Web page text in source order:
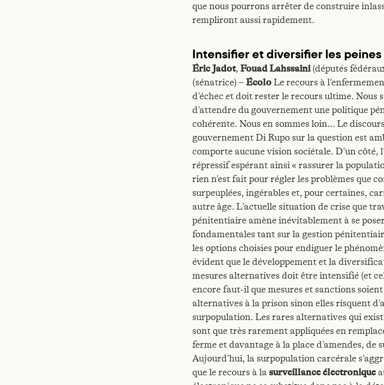
que nous pourrons arrêter de construire
rempliront aussi rapidement.
Intensifier et diversifier les
Éric Jadot,Fouad Lahssaini(députés
(sénatrice) –ÉcoloLe recours à
d’échec et doit rester le recours ultime. Nous
d’attendre du gouvernement une politique
cohérente. Nous en sommes loin… Le
gouvernement Di Rupo sur la question est
comporte aucune vision sociétale. D’un côté,
répressif espérant ainsi « rassurer la
rien n’est fait pour régler les problèmes que
surpeuplées, ingérables et, pour certaines,
autre âge. L’actuelle situation de crise que
pénitentiaire amène inévitablement à se
fondamentales tant sur la gestion
les options choisies pour endiguer le
évident que le développement et la
mesures alternatives doit être intensifié (et
encore faut-il que mesures et sanctions
alternatives à la prison sinon elles risquent
surpopulation. Les rares alternatives qui
sont que très rarement appliquées en
ferme et davantage à la place d’amendes, de
Aujourd’hui, la surpopulation carcérale
que le recours à la surveillance électronique